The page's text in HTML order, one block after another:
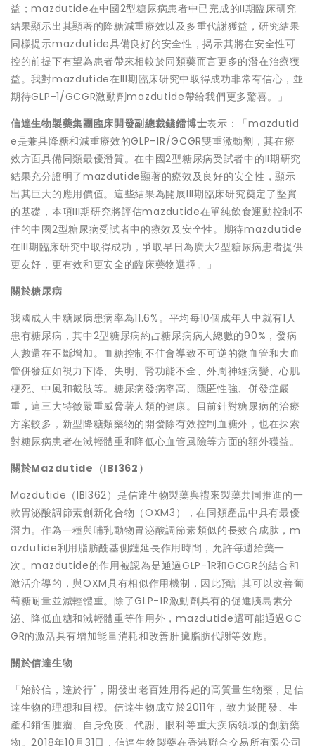
益；mazdutide在中國2型糖尿病患者中已完成的II期臨床研究
結果顯示出其顯著的降糖減重療效以及多重代謝獲益，研究結果
同樣提示mazdutide具備良好的安全性，揭示其將在安全性可
控的前提下有望為患者帶來相較於同類藥而言更多的潛在治療獲
益。我對mazdutide在III期臨床研究中取得成功非常有信心，並
期待GLP-1/GCGR激動劑mazdutide帶給我們更多驚喜。」
信達生物製藥集團臨床開發副總裁錢鐳博士表示：「mazdutid
e是兼具降糖和減重療效的GLP-1R/GCGR雙重激動劑，其在療
效方面具備同類最優潛質。在中國2型糖尿病受試者中的II期研究
結果充分證明了mazdutide顯著的療效及良好的安全性，顯示
出其巨大的應用價值。這些結果為開展III期臨床研究奠定了堅實
的基礎，本項III期研究將評估mazdutide在單純飲食運動控制不
佳的中國2型糖尿病受試者中的療效及安全性。期待mazdutide
在III期臨床研究中取得成功，爭取早日為廣大2型糖尿病患者提供
更友好，更有效和更安全的臨床藥物選擇。」
關於糖尿病
我國成人中糖尿病患病率為11.6%。平均每10個成年人中就有1人
患有糖尿病，其中2型糖尿病約占糖尿病病人總數的90%，發病
人數還在不斷增加。血糖控制不佳會導致不可逆的微血管和大血
管併發症如視力下降、失明、腎功能不全、外周神經病變、心肌
梗死、中風和截肢等。糖尿病發病率高、隱匿性強、併發症嚴
重，這三大特徵嚴重威脅著人類的健康。目前針對糖尿病的治療
方案較多，新型降糖類藥物的開發除有效控制血糖外，也在探索
對糖尿病患者在減輕體重和降低心血管風險等方面的額外獲益。
關於Mazdutide （IBI362 ）
Mazdutide（IBI362）是信達生物製藥與禮來製藥共同推進的一
款胃泌酸調節素創新化合物（OXM3），在同類產品中具有最優
潛力。作為一種與哺乳動物胃泌酸調節素類似的長效合成肽，m
azdutide利用脂肪酰基側鏈延長作用時間，允許每週給藥一
次。mazdutide的作用被認為是通過GLP-1R和GCGR的結合和
激活介導的，與OXM具有相似作用機制，因此預計其可以改善葡
萄糖耐量並減輕體重。除了GLP-1R激動劑具有的促進胰島素分
泌、降低血糖和減輕體重等作用外，mazdutide還可能通過GC
GR的激活具有增加能量消耗和改善肝臟脂肪代謝等效應。
關於信達生物
「始於信，達於行"，開發出老百姓用得起的高質量生物藥，是信
達生物的理想和目標。信達生物成立於2011年，致力於開發、生
產和銷售腫瘤、自身免疫、代謝、眼科等重大疾病領域的創新藥
物。2018年10月31日，信達生物製藥在香港聯合交易所有限公司